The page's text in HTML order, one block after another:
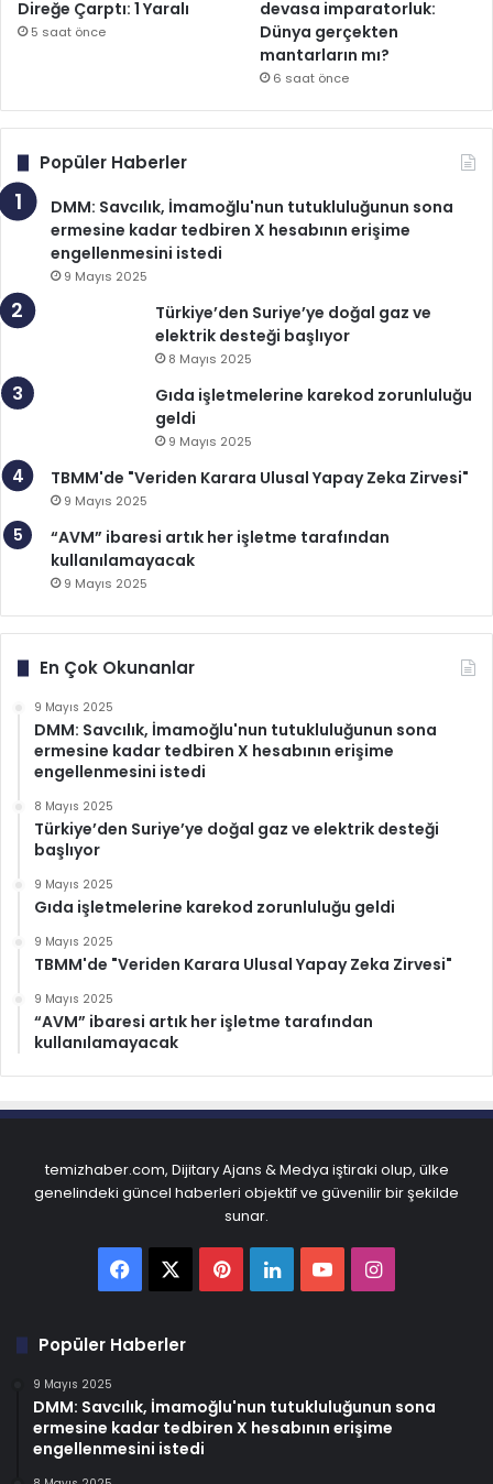
Direğe Çarptı: 1 Yaralı
5 saat önce
devasa imparatorluk:
Dünya gerçekten
mantarların mı?
6 saat önce
Popüler Haberler
DMM: Savcılık, İmamoğlu'nun tutukluluğunun sona
ermesine kadar tedbiren X hesabının erişime
engellenmesini istedi
9 Mayıs 2025
Türkiye’den Suriye’ye doğal gaz ve
elektrik desteği başlıyor
8 Mayıs 2025
Gıda işletmelerine karekod zorunluluğu
geldi
9 Mayıs 2025
TBMM'de "Veriden Karara Ulusal Yapay Zeka Zirvesi"
9 Mayıs 2025
“AVM” ibaresi artık her işletme tarafından
kullanılamayacak
9 Mayıs 2025
En Çok Okunanlar
9 Mayıs 2025
DMM: Savcılık, İmamoğlu'nun tutukluluğunun sona
ermesine kadar tedbiren X hesabının erişime
engellenmesini istedi
8 Mayıs 2025
Türkiye’den Suriye’ye doğal gaz ve elektrik desteği
başlıyor
9 Mayıs 2025
Gıda işletmelerine karekod zorunluluğu geldi
9 Mayıs 2025
TBMM'de "Veriden Karara Ulusal Yapay Zeka Zirvesi"
9 Mayıs 2025
“AVM” ibaresi artık her işletme tarafından
kullanılamayacak
temizhaber.com, Dijitary Ajans & Medya iştiraki olup, ülke
genelindeki güncel haberleri objektif ve güvenilir bir şekilde
sunar.
FacebookPinterest
LinkedInYouTubeInstagram
Popüler Haberler
9 Mayıs 2025
DMM: Savcılık, İmamoğlu'nun tutukluluğunun sona
ermesine kadar tedbiren X hesabının erişime
engellenmesini istedi